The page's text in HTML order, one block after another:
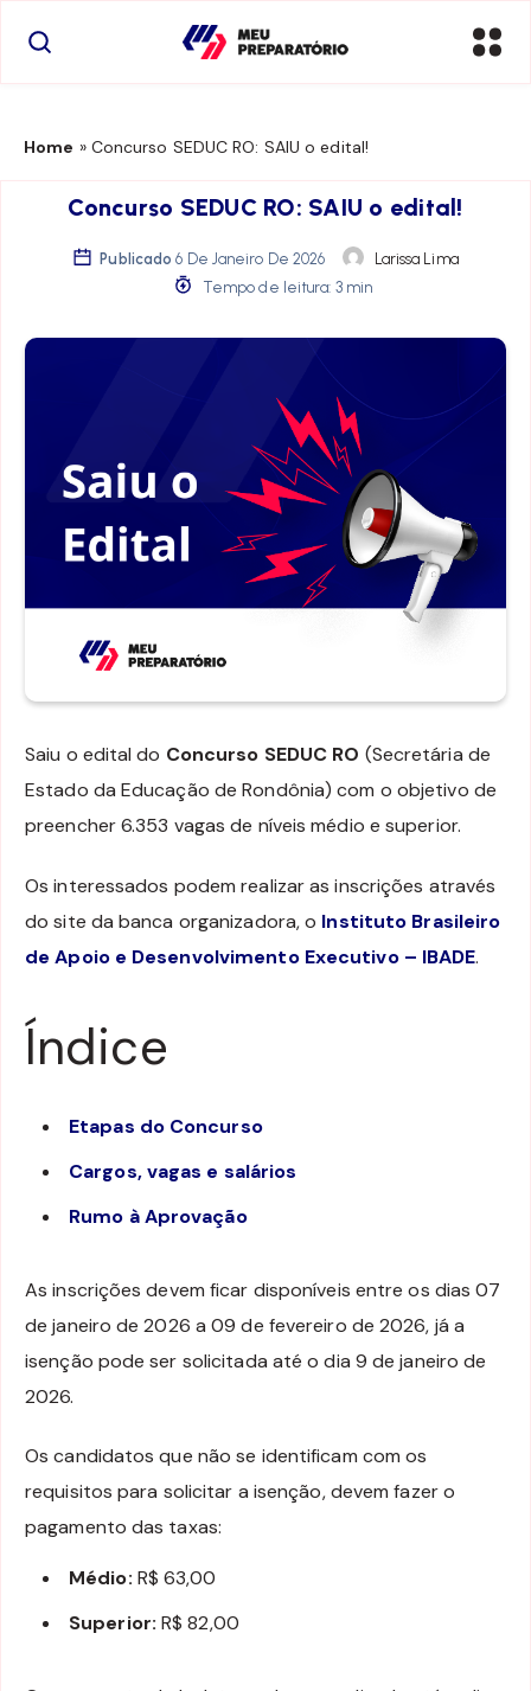
Home » Concurso SEDUC RO: SAIU o edital!
Concurso SEDUC RO: SAIU o edital!
Publicado 6 De Janeiro De 2026
Larissa Lima
Tempo de leitura: 3 min
Saiu o edital do Concurso SEDUC RO (Secretária de
Estado da Educação de Rondônia) com o objetivo de
preencher 6.353 vagas de níveis médio e superior.
Os interessados podem realizar as inscrições através
do site da banca organizadora, o Instituto Brasileiro
de Apoio e Desenvolvimento Executivo – IBADE.
Índice
Etapas do Concurso
Cargos, vagas e salários
Rumo à Aprovação
As inscrições devem ficar disponíveis entre os dias 07
de janeiro de 2026 a 09 de fevereiro de 2026, já a
isenção pode ser solicitada até o dia 9 de janeiro de
2026.
Os candidatos que não se identificam com os
requisitos para solicitar a isenção, devem fazer o
pagamento das taxas:
Médio: R$ 63,00
Superior: R$ 82,00